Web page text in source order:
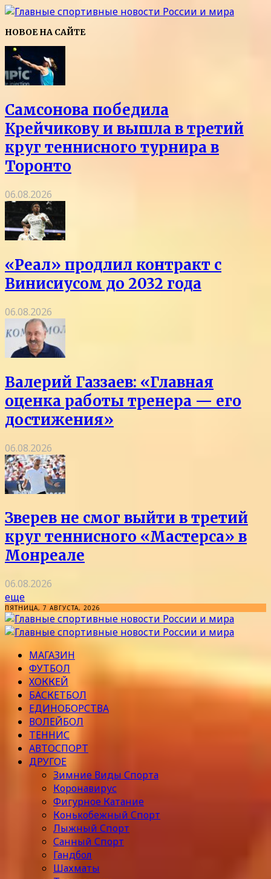
НОВОЕ НА САЙТЕ
Самсонова победила
Крейчикову и вышла в третий
круг теннисного турнира в
Торонто
06.08.2026
«Реал» продлил контракт с
Винисиусом до 2032 года
06.08.2026
Валерий Газзаев: «Главная
оценка работы тренера — его
достижения»
06.08.2026
Зверев не смог выйти в третий
круг теннисного «Мастерса» в
Монреале
06.08.2026
еще
ПЯТНИЦА, 7 АВГУСТА, 2026
МАГАЗИН
ФУТБОЛ
ХОККЕЙ
БАСКЕТБОЛ
ЕДИНОБОРСТВА
ВОЛЕЙБОЛ
ТЕННИС
АВТОСПОРТ
ДРУГОЕ
Зимние Виды Спорта
Коронавирус
Фигурное Катание
Конькобежный Спорт
Лыжный Спорт
Санный Спорт
Гандбол
Шахматы